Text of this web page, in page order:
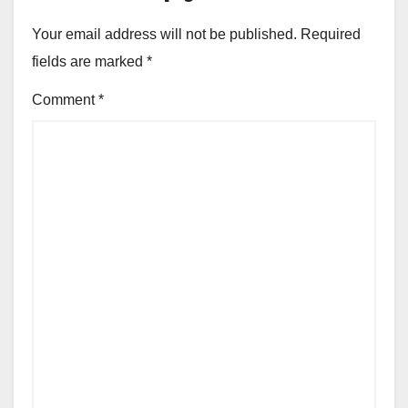
Your email address will not be published. Required
fields are marked *
Comment*